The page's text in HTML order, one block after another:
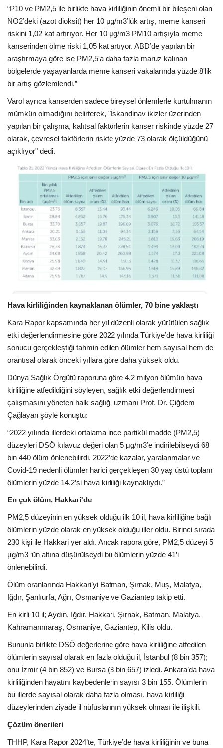
“P10 ve PM2,5 ile birlikte hava kirliliğinin önemli bir bileşeni olan
NO2’deki (azot dioksit) her 10 μg/m3’lük artış, meme kanseri
riskini 1,02 kat artırıyor. Her 10 μg/m3 PM10 artışıyla meme
kanserinden ölme riski 1,05 kat artıyor. ABD’de yapılan bir
araştırmaya göre ise PM2,5'a daha fazla maruz kalınan
bölgelerde yaşayanlarda meme kanseri vakalarında yüzde 8'lik
bir artış gözlemlendi.”
Varol ayrıca kanserden sadece bireysel önlemlerle kurtulmanın
mümkün olmadığını belirterek, "İskandinav ikizler üzerinden
yapılan bir çalışma, kalıtsal faktörlerin kanser riskinde yüzde 27
olarak, çevresel faktörlerin riskte yüzde 73 olarak ölçüldüğünü
açıklıyor" dedi.
Hava kirliliğinden kaynaklanan ölümler, 70 bine yaklaştı
Kara Rapor kapsamında her yıl düzenli olarak yürütülen sağlık
etki değerlendirmesine göre 2022 yılında Türkiye’de hava kirliliği
sonucu gerçekleştiği tahmin edilen ölümler hem sayısal hem de
orantısal olarak önceki yıllara göre daha yüksek oldu.
Dünya Sağlık Örgütü raporuna göre 4,2 milyon ölümün hava
kirliliğine atfedildiğini söyleyen, sağlık etki değerlendirmesi
çalışmasını yöneten halk sağlığı uzmanı Prof. Dr. Çiğdem
Çağlayan şöyle konuştu:
“2022 yılında illerdeki ortalama ince partikül madde (PM2,5)
düzeyleri DSÖ kılavuz değeri olan 5 μg/m3’e indirilebilseydi 68
bin 440 ölüm önlenebilirdi. 2022’de kazalar, yaralanmalar ve
Covid-19 nedenli ölümler harici gerçekleşen 30 yaş üstü toplam
ölümlerin yüzde 14.2’si hava kirliliği kaynaklıydı.”
En çok ölüm, Hakkari'de
PM2,5 düzeyinin en yüksek olduğu ilk 10 il, hava kirliliğine bağlı
ölümlerin yüzde olarak en yüksek olduğu iller oldu. Birinci sırada
230 kişi ile Hakkari yer aldı. Ancak rapora göre, PM2,5 düzeyi 5
µg/m3 ‘ün altına düşürülseydi bu ölümlerin yüzde 41’i
önlenebilirdi.
Ölüm oranlarında Hakkari’yi Batman, Şırnak, Muş, Malatya,
Iğdır, Şanlıurfa, Ağrı, Osmaniye ve Gaziantep takip etti.
En kirli 10 il; Aydın, Iğdır, Hakkari, Şırnak, Batman, Malatya,
Kahramanmaraş, Osmaniye, Gaziantep, Kilis oldu.
Bununla birlikte DSÖ değerlerine göre hava kirliliğine atfedilen
ölümlerin sayısal olarak en fazla olduğu il, İstanbul (8 bin 357);
onu İzmir (4 bin 852) ve Bursa (3 bin 657) izledi. Ankara’da hava
kirliliğinden hayatını kaybedenlerin sayısı 3 bin 155. Ölümlerin
bu illerde sayısal olarak daha fazla olması, hava kirliliği
düzeylerinden ziyade il nüfuslarının yüksek olması ile ilişkili.
Çözüm önerileri
THHP, Kara Rapor 2024’te, Türkiye’de hava kirliliğinin ve buna